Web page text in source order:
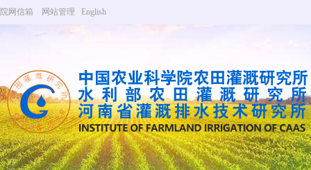
院网信箱 网站管理 English